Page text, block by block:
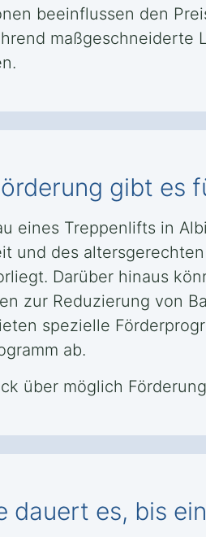
beeinflussen den
maßgeschneiderte
gibt es
eines Treppenlifts in
und des
Darüber hinaus
zur Reduzierung von
spezielle
ab.
über möglich
dauert es, bis